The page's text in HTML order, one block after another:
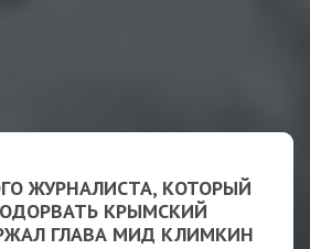
ЖУРНАЛИСТА, КОТОРЫЙ
КРЫМСКИЙ
ГЛАВА МИД КЛИМКИН